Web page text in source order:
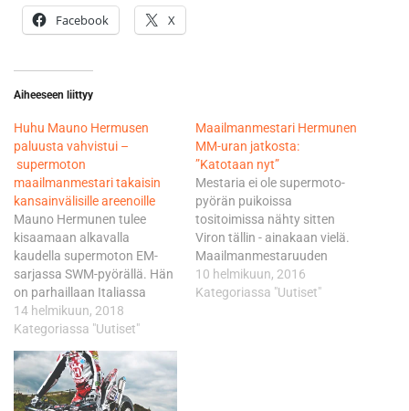
Facebook X
Aiheeseen liittyy
Huhu Mauno Hermusen
paluusta vahvistui –
supermoton
maailmanmestari takaisin
kansainvälisille areenoille
Mauno Hermunen tulee
kisaamaan alkavalla
kaudella supermoton EM-
sarjassa SWM-pyörällä. Hän
on parhaillaan Italiassa
harjoittelemassa uuden
pyörän saloja. Hermunen ei
ole kahteen vuoteen ajanut
supermotoa, joten suuria
tulosodotteita kauden
suhteen hänellä ei ole. –
14 helmikuun, 2018
Kategoriassa "Uutiset"
Maailmanmestari Hermunen
MM-uran jatkosta:
”Katotaan nyt”
Mestaria ei ole supermoto-
pyörän puikoissa
tositoimissa nähty sitten
Viron tällin - ainakaan vielä.
Maailmanmestaruuden
vuonna 2013 saavuttanut,
hopeat kausilla 2012 ja 2014
10 helmikuun, 2016
Kategoriassa "Uutiset"